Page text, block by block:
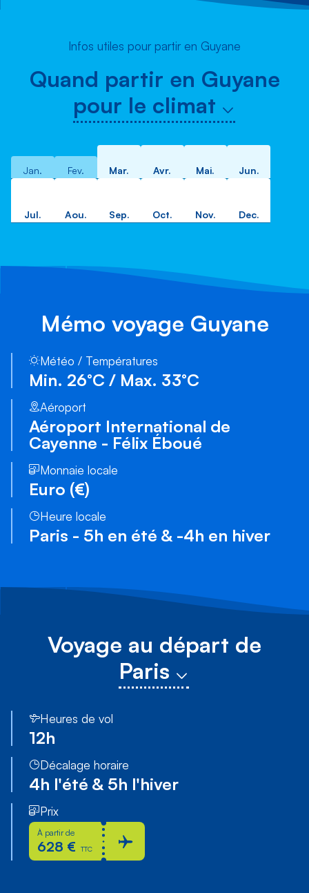
Infos utiles pour partir en Guyane
Quand partir en Guyane
pour le climat
Jan. Fev. Mar. Avr. Mai. Jun.
Jul. Aou. Sep. Oct. Nov. Dec.
Mémo voyage Guyane
Météo / Températures
Min. 26°C / Max. 33°C
Aéroport
Aéroport International de
Cayenne - Félix Éboué
Monnaie locale
Euro (€)
Heure locale
Paris - 5h en été & -4h en hiver
Voyage au départ de
Paris
Heures de vol
12h
Décalage horaire
4h l'été & 5h l'hiver
Prix
À partir de
628 € TTC